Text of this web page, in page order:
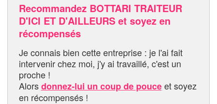
Recommandez BOTTARI TRAITEUR
D'ICI ET D'AILLEURS et soyez en
récompensés
Je connais bien cette entreprise : je l'ai fait
intervenir chez moi, j'y ai travaillé, c'est un
proche !
Alorsdonnez-lui un coup de pouceet soyez
en récompensés !